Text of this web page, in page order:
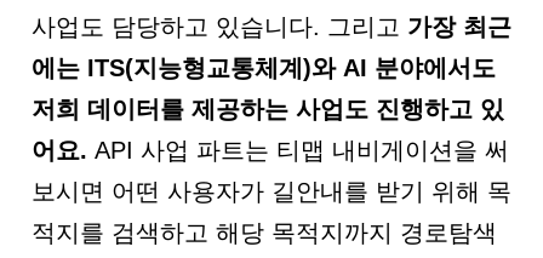
사업도 담당하고 있습니다. 그리고 가장 최근
에는ITS(지능형교통체계)와AI 분야에서도
저희 데이터를 제공하는 사업도 진행하고 있
어요. API 사업 파트는 티맵 내비게이션을 써
보시면 어떤 사용자가 길안내를 받기 위해 목
적지를 검색하고 해당 목적지까지 경로탐색